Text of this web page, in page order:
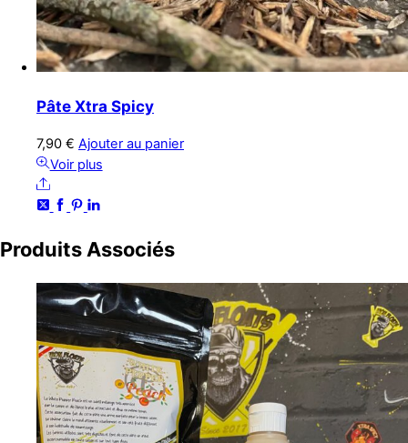
Pâte Xtra Spicy
7,90 € Ajouter au panier
Voir plus
Share
ProduitsAssociés